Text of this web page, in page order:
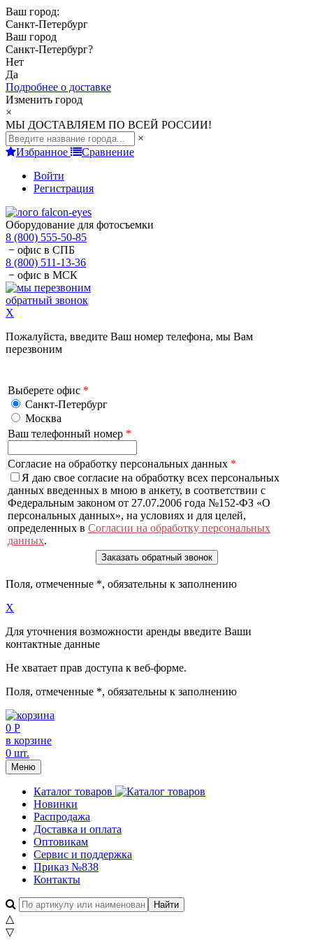
Ваш город:
Санкт-Петербург
Ваш город
Санкт-Петербург?
Нет
Да
Подробнее о доставке
Изменить город
×
МЫ ДОСТАВЛЯЕМ ПО ВСЕЙ РОССИИ!
×
Избранное
Сравнение
Войти
Регистрация
Оборудование для фотосъемки
8 (800) 555-50-85
− офис в СПБ
8 (800) 511-13-36
− офис в МСК
обратный звонок
X
Пожалуйста, введите Ваш номер телефона, мы Вам
перезвоним
Выберете офис *
Санкт-Петербург
Москва
Ваш телефонный номер *
Согласие на обработку персональных данных *
Я даю свое согласие на обработку всех персональных
данных введенных в мною в анкету, в соответствии с
Федеральным законом от 27.07.2006 года №152-ФЗ «О
персональных данных», на условиях и для целей,
определенных в Согласии на обработку персональных
данных.
Поля, отмеченные *, обязательны к заполнению
X
Для уточнения возможности аренды введите Ваши
контактные данные
Не хватает прав доступа к веб-форме.
Поля, отмеченные *, обязательны к заполнению
0 Р
в корзине
0 шт.
Меню
Каталог товаров
Новинки
Распродажа
Доставка и оплата
Оптовикам
Сервис и поддержка
Приказ №838
Контакты
△
▽